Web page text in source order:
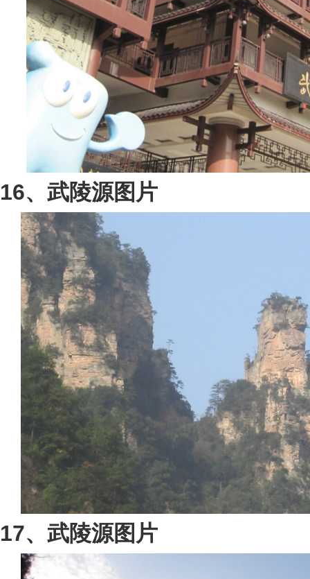
16、武陵源图片
17、武陵源图片